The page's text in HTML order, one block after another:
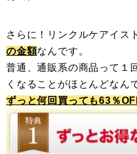
さらに！リンクルケアイス
の金額なんです。
普通、通販系の商品って１
くなることがほとんどなん
ずっと何回買っても63％